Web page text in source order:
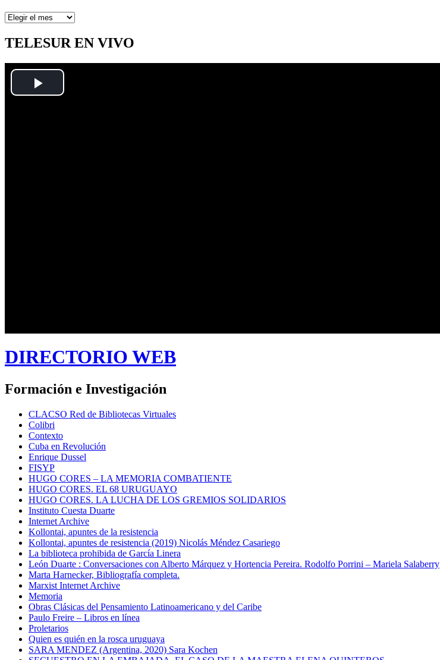
Artículos
mes
TELESUR EN VIVO
DIRECTORIO WEB
Formación e Investigación
CLACSO Red de Bibliotecas Virtuales
Colibri
Contexto
Cuba en Revolución
Enrique Dussel
FISYP
HUGO CORES – LA MEMORIA COMBATIENTE
HUGO CORES. EL 68 URUGUAYO
HUGO CORES. LA LUCHA DE LOS GREMIOS SOLIDARIOS
Instituto Cuesta Duarte
Internet Archive
Kollontai, apuntes de la resistencia
Kollontai, apuntes de resistencia (2019) Nicolás Méndez Casariego
La biblioteca prohibida de García Linera
León Duarte : Conversaciones con Alberto Márquez y Hortencia Pereira. Rodolfo Porrini – Mariela Salaberry
Marta Harnecker, Bibliografía completa.
Marxist Internet Archive
Memoria
Obras Clásicas del Pensamiento Latinoamericano y del Caribe
Paulo Freire – Libros en línea
Proletarios
Quien es quién en la rosca uruguaya
SARA MENDEZ (Argentina, 2020) Sara Kochen